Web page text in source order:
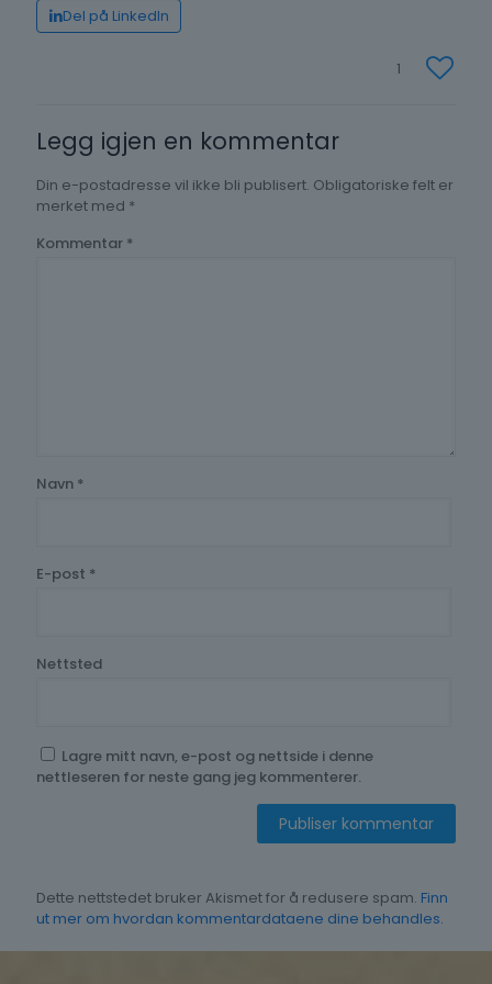
Del på LinkedIn
1
Legg igjen en kommentar
Din e-postadresse vil ikke bli publisert. Obligatoriske felt er
merket med *
Kommentar *
Navn *
E-post *
Nettsted
Lagre mitt navn, e-post og nettside i denne
nettleseren for neste gang jeg kommenterer.
Dette nettstedet bruker Akismet for å redusere spam. Finn
ut mer om hvordan kommentardataene dine behandles.